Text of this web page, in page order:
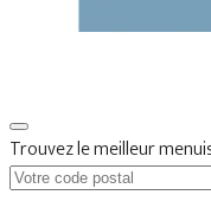
Trouvez le meilleur